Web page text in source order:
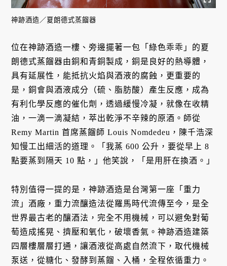
神跡酒造／夏朗德式蒸餾器
位在神跡酒造一樓、旁邊擺著一包「綠色乖乖」的夏
朗德式蒸餾器由銅和青銅製成，銅是良好的熱導體，
具有延展性，能抵抗火焰與酒液的腐蝕，更重要的
是，銅會與酒液成分（硫、脂肪酸）產生反應，成為
有利化學反應的催化劑，透過緩慢冷凝，就像在收精
油，一滴一滴凝結，萃出乾淨不辛辣的原酒。師從
Remy Martin 首席蒸餾師 Louis Nomdedeu，陳千浩深
知慢工出細活的道理。「我蒸 600 公升，要從早上 8
點要蒸到隔天 10 點，」他笑說，「是用肝在換酒。」
特別值得一提的是，神跡酒造是台灣第一座「重力
流」酒廠，重力流釀造法從羅馬時代流傳至今，是全
世界最古老的釀酒法，完全不用機械，可以避免對葡
萄造成搖晃、擠壓和氧化，破壞香氣。神跡酒造建築
四層樓層層打通，讓酒液從高處自然流下，取代機械
泵送，從糖化、發酵到蒸餾、入桶，全程依循重力。